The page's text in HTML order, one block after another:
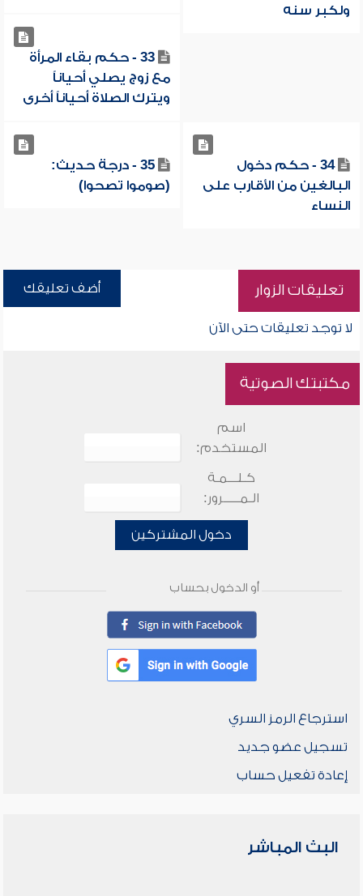
ولكبر سنه
33 - حكم بقاء المرأة
مع زوج يصلي أحياناً
ويترك الصلاة أحياناً أخرى
34 - حكم دخول
البالغين من الأقارب على
النساء
35 - درجة حديث:
(صوموا تصحوا)
تعليقات الزوار أضف تعليقك
لا توجد تعليقات حتى الآن
مكتبتك الصوتية
اسم
المستخدم:
كـلـــمـة
الـمـــــرور:
دخول المشتركين
أو الدخول بحساب
استرجاع الرمز السري
تسجيل عضو جديد
إعادة تفعيل حساب
البث المباشر